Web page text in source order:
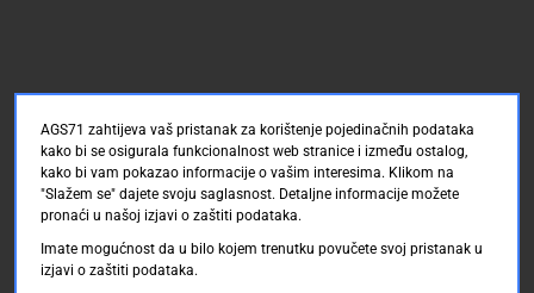
AGS71 zahtijeva vaš pristanak za korištenje pojedinačnih podataka
kako bi se osigurala funkcionalnost web stranice i između ostalog,
kako bi vam pokazao informacije o vašim interesima. Klikom na
"Slažem se" dajete svoju saglasnost. Detaljne informacije možete
pronaći u našoj izjavi o zaštiti podataka.
Imate mogućnost da u bilo kojem trenutku povučete svoj pristanak u
izjavi o zaštiti podataka.